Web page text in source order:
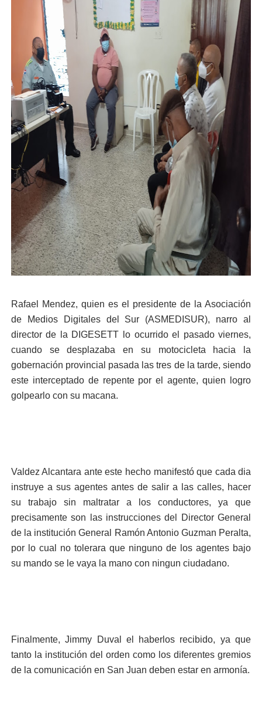
Rafael Mendez, quien es el presidente de la Asociación
de Medios Digitales del Sur (ASMEDISUR), narro al
director de la DIGESETT lo ocurrido el pasado viernes,
cuando se desplazaba en su motocicleta hacia la
gobernación provincial pasada las tres de la tarde, siendo
este interceptado de repente por el agente, quien logro
golpearlo con su macana.
Valdez Alcantara ante este hecho manifestó que cada dia
instruye a sus agentes antes de salir a las calles, hacer
su trabajo sin maltratar a los conductores, ya que
precisamente son las instrucciones del Director General
de la institución General Ramón Antonio Guzman Peralta,
por lo cual no tolerara que ninguno de los agentes bajo
su mando se le vaya la mano con ningun ciudadano.
Finalmente, Jimmy Duval el haberlos recibido, ya que
tanto la institución del orden como los diferentes gremios
de la comunicación en San Juan deben estar en armonía.